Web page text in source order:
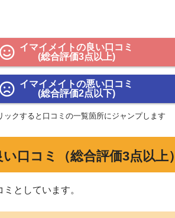
イマイメイトの良い口コミ
(総合評価3点以上)
イマイメイトの悪い口コミ
(総合評価2点以下)
ックすると口コミの一覧箇所にジャンプします
口コミ（総合評価3点以上）
としています。